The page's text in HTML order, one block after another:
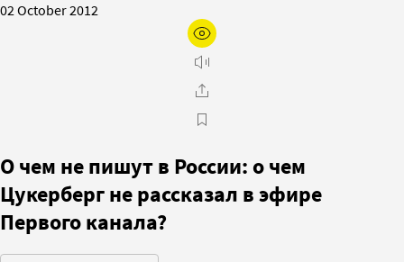
02 October 2012
О чем не пишут в России: о чем
Цукерберг не рассказал в эфире
Первого канала?